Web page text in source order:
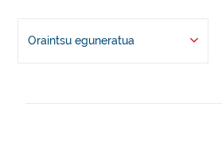
Oraintsu eguneratua